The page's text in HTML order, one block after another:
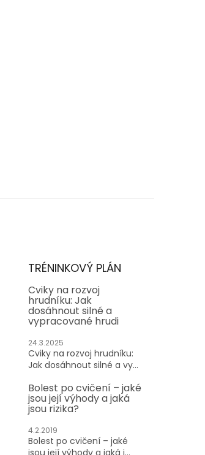
TRÉNINKOVÝ PLÁN
Cviky na rozvoj
hrudníku: Jak
dosáhnout silné a
vypracované hrudi
24.3.2025
Cviky na rozvoj hrudníku:
Jak dosáhnout silné a vy...
Bolest po cvičení – jaké
jsou její výhody a jaká
jsou rizika?
4.2.2019
Bolest po cvičení – jaké
jsou její výhody a jaká j...